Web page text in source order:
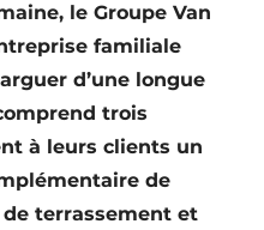
le Groupe Van
familiale
d’une longue
trois
à leurs clients un
de
terrassement et